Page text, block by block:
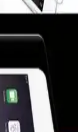
Koruyucu:
ve
MacBook Air
HD görüntü
ve hafif darbelere
ve